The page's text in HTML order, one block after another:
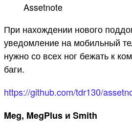
Assetnote
При нахождении нового
уведомление на мобильный
нужно со всех ног бежать к
баги.
https://github.com/tdr130/
Meg, MegPlus и Smith